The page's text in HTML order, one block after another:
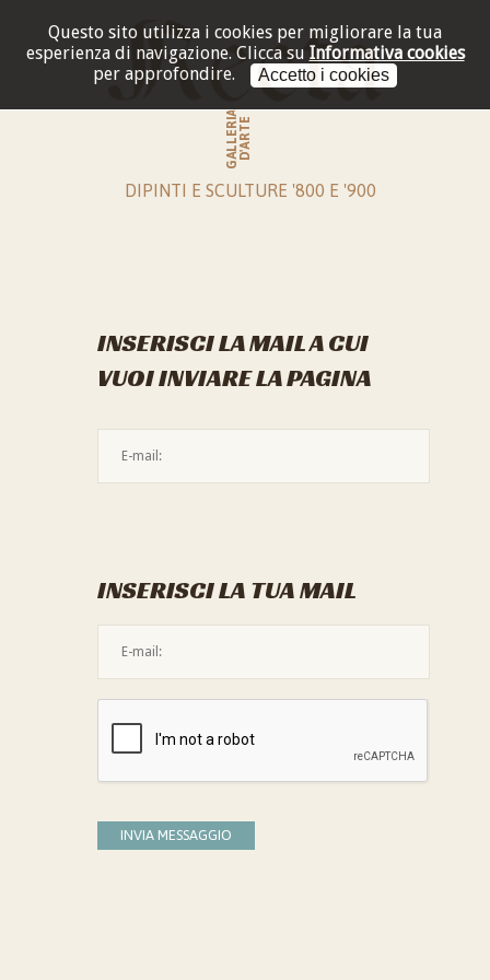
Questo sito utilizza i cookies per migliorare la tua
esperienza di navigazione. Clicca su Informativa cookies
per approfondire.
Accetto i cookies
GALLERIAD'ARTE
DIPINTI E SCULTURE '800 E '900
INSERISCI LA MAIL A CUI
VUOI INVIARE LA PAGINA
INSERISCI LA TUA MAIL
INVIA MESSAGGIO